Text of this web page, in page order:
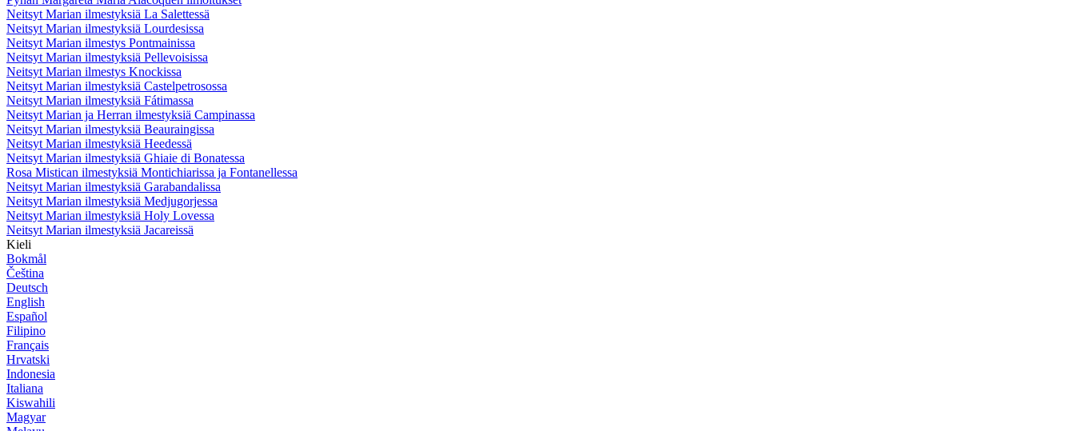
Neitsyt Marian ilmestyksiä La Salettessä
Neitsyt Marian ilmestyksiä Lourdesissa
Neitsyt Marian ilmestys Pontmainissa
Neitsyt Marian ilmestyksiä Pellevoisissa
Neitsyt Marian ilmestys Knockissa
Neitsyt Marian ilmestyksiä Castelpetrosossa
Neitsyt Marian ilmestyksiä Fátimassa
Neitsyt Marian ja Herran ilmestyksiä Campinassa
Neitsyt Marian ilmestyksiä Beauraingissa
Neitsyt Marian ilmestyksiä Heedessä
Neitsyt Marian ilmestyksiä Ghiaie di Bonatessa
Rosa Mistican ilmestyksiä Montichiarissa ja Fontanellessa
Neitsyt Marian ilmestyksiä Garabandalissa
Neitsyt Marian ilmestyksiä Medjugorjessa
Neitsyt Marian ilmestyksiä Holy Lovessa
Neitsyt Marian ilmestyksiä Jacareissä
Kieli
Bokmål
Čeština
Deutsch
English
Español
Filipino
Français
Hrvatski
Indonesia
Italiana
Kiswahili
Magyar